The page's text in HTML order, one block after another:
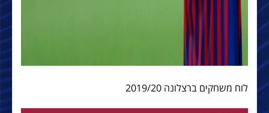
לוח משחקים ברצלונה 2019/20